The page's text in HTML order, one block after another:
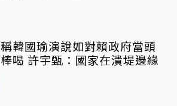
稱韓國瑜演說如對賴政府當頭
棒喝 許宇甄：國家在潰堤邊緣